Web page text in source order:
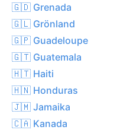
🇬🇩 Grenada
🇬🇱 Grönland
🇬🇵 Guadeloupe
🇬🇹 Guatemala
🇭🇹 Haiti
🇭🇳 Honduras
🇯🇲 Jamaika
🇨🇦 Kanada